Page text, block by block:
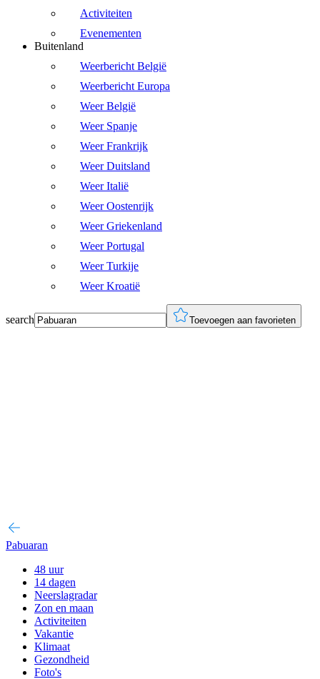
Activiteiten
Evenementen
Buitenland
Weerbericht België
Weerbericht Europa
Weer België
Weer Spanje
Weer Frankrijk
Weer Duitsland
Weer Italië
Weer Oostenrijk
Weer Griekenland
Weer Portugal
Weer Turkije
Weer Kroatië
search Toevoegen aan favorieten
Pabuaran
48 uur
14 dagen
Neerslagradar
Zon en maan
Activiteiten
Vakantie
Klimaat
Gezondheid
Foto's